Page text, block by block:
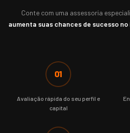
Conte com uma assessoria
aumenta suas chances de sucesso
01
Avaliação rápida do seu perfil e
capital